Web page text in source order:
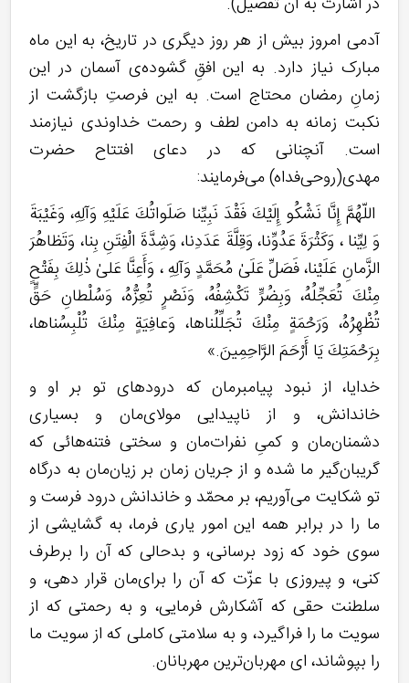
آدمی امروز بیش از هر روز دیگری در تاریخ، به این ماه
مبارک نیاز دارد. به این افقِ گشوده‌ی آسمان در این
زمانِ رمضان محتاج است. به این فرصتِ بازگشت از
نکبت زمانه به دامن لطف و رحمت خداوندی نیازمند
است. آنچنانی که در دعای افتتاح حضرت
مهدی(روحی‌فداه) می‌فرمایند:
اللّهُمَّ إِنَّا نَشْكُو إِلَيْكَ فَقْدَ نَبِيِّنا صَلَواتُكَ عَلَيْهِ وَآلِهِ، وَغَيْبَةَ
وَ لِيِّنا ، وَكَثْرَةَ عَدُوِّنا، وَقِلَّةَ عَدَدِنا، وَشِدَّةَ الْفِتَنِ بِنا، وَتَظاهُرَ
الزَّمانِ عَلَيْنا، فَصَلِّ عَلَىٰ مُحَمَّدٍ وَآلِهِ ، وَأَعِنَّا عَلىٰ ذٰلِكَ بِفَتْحٍ
مِنْكَ تُعَجِّلُهُ، وَبِضُرٍّ تَكْشِفُهُ، وَنَصْرٍ تُعِزُّهُ، وَسُلْطانِ حَقٍّ
تُظْهِرُهُ، وَرَحْمَةٍ مِنْكَ تُجَلِّلُناها، وَعافِيَةٍ مِنْكَ تُلْبِسُناها،
بِرَحْمَتِكَ يَا أَرْحَمَ الرَّاحِمِينَ.»
خدایا، از نبود پیامبرمان که درودهای تو بر او و
خاندانش، و از ناپیدایی مولای‌مان و بسیاری
دشمنان‌مان و کمیِ نفرات‌مان و سختی فتنه‌هائی که
گریبان‌گیر ما شده و از جریان زمان بر زیان‌مان به درگاه
تو شکایت می‌آوریم، بر محمّد و خاندانش درود فرست و
ما را در برابر همه این امور یاری فرما، به گشایشی از
سوی خود که زود برسانی، و بدحالی که آن را برطرف
کنی، و پیروزی با عزّت که آن را برای‌مان قرار دهی، و
سلطنت حقی که آشکارش فرمایی، و به رحمتی که از
سویت ما را فراگیرد، و به سلامتی کاملی که از سویت ما
را بپوشاند، ای مهربان‌ترین مهربانان.